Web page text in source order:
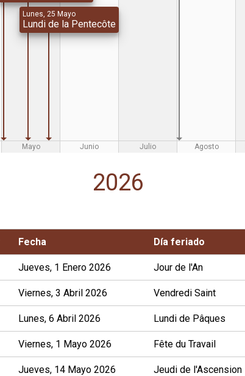
Lunes, 25 Mayo
Lundi de la Pentecôte
Mayo Junio Julio Agosto
2026
Fecha Día feriado
Jueves, 1 Enero 2026 Jour de l'An
Viernes, 3 Abril 2026 Vendredi Saint
Lunes, 6 Abril 2026 Lundi de Pâques
Viernes, 1 Mayo 2026 Fête du Travail
Jueves, 14 Mayo 2026 Jeudi de l'Ascension